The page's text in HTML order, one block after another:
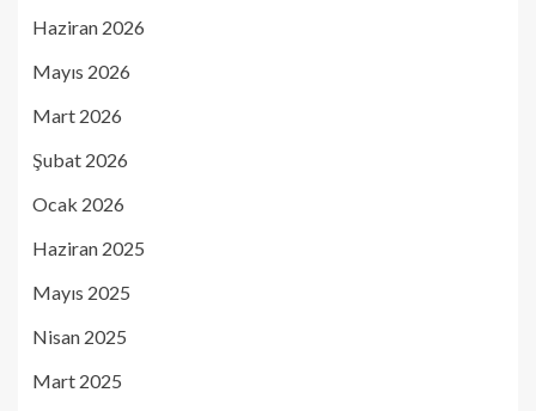
Haziran 2026
Mayıs 2026
Mart 2026
Şubat 2026
Ocak 2026
Haziran 2025
Mayıs 2025
Nisan 2025
Mart 2025